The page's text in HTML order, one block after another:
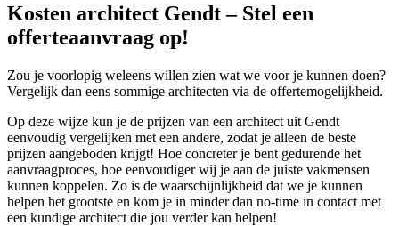
Kosten architect Gendt – Stel een
offerteaanvraag op!
Zou je voorlopig weleens willen zien wat we voor je kunnen doen?
Vergelijk dan eens sommige architecten via de offertemogelijkheid.
Op deze wijze kun je de prijzen van een architect uit Gendt
eenvoudig vergelijken met een andere, zodat je alleen de beste
prijzen aangeboden krijgt! Hoe concreter je bent gedurende het
aanvraagproces, hoe eenvoudiger wij je aan de juiste vakmensen
kunnen koppelen. Zo is de waarschijnlijkheid dat we je kunnen
helpen het grootste en kom je in minder dan no-time in contact met
een kundige architect die jou verder kan helpen!